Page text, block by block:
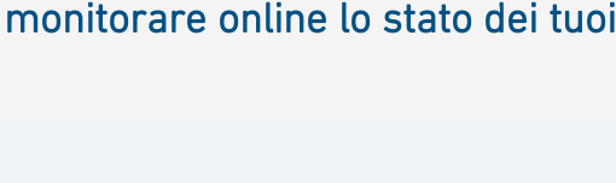
online lo stato dei tuoi